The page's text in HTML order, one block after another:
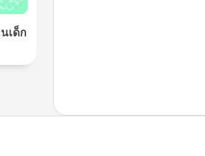
เด็ก